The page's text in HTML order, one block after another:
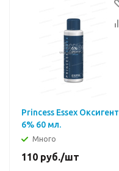
Princess Essex Оксигент
6% 60 мл.
Много
110 руб./шт